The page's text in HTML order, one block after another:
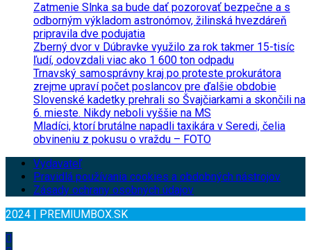
Zatmenie Slnka sa bude dať pozorovať bezpečne a s
odborným výkladom astronómov, žilinská hvezdáreň
pripravila dve podujatia
Zberný dvor v Dúbravke využilo za rok takmer 15-tisíc
ľudí, odovzdali viac ako 1 600 ton odpadu
Trnavský samosprávny kraj po proteste prokurátora
zrejme upraví počet poslancov pre ďalšie obdobie
Slovenské kadetky prehrali so Švajčiarkami a skončili na
6. mieste. Nikdy neboli vyššie na MS
Mladíci, ktorí brutálne napadli taxikára v Seredi, čelia
obvineniu z pokusu o vraždu – FOTO
Vydavateľ
Pravidlá používania cookies a obdobných nástrojov
Zásady ochrany osobných údajov
2024 | PREMIUMBOX.SK